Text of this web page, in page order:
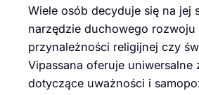
Wiele osób decyduje się na jej
narzędzie duchowego rozwoju
przynależności religijnej czy
Vipassana oferuje uniwersalne
dotyczące uważności i